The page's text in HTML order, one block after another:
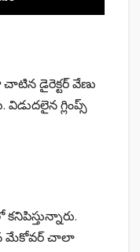
డైరెక్టర్ వేణు
విడుదలైన గ్లింప్స్
మేకోవర్ చాలా